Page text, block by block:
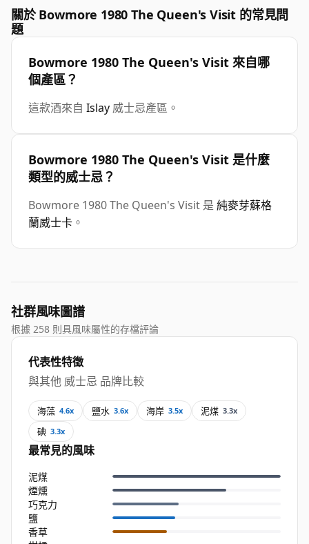
關於 Bowmore 1980 The Queen's Visit 的常見問
題
Bowmore 1980 The Queen's Visit 來自哪
個產區？
這款酒來自 Islay 威士忌產區。
Bowmore 1980 The Queen's Visit 是什麼
類型的威士忌？
Bowmore 1980 The Queen's Visit 是 純麥芽蘇格
蘭威士卡 。
社群風味圖譜
根據 258 則具風味屬性的存檔評論
代表性特徵
與其他 威士忌 品牌比較
海藻 4.6x 鹽水 3.6x 海岸 3.5x 泥煤 3.3x
碘 3.3x
最常見的風味
泥煤
煙燻
巧克力
鹽
香草